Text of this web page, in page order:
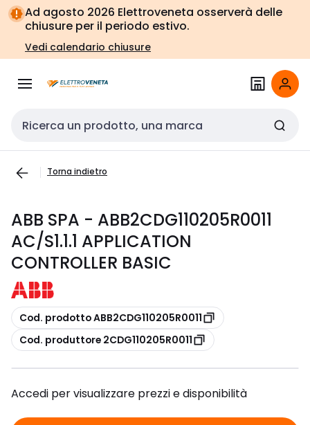
Vai alla
navigazione
Vai
alla
pagina
Ad agosto 2026 Elettroveneta osserverà delle
chiusure per il periodo estivo.
Vedi calendario chiusure
Cerca input
Torna indietro
ABB SPA - ABB2CDG110205R0011
AC/S1.1.1 APPLICATION
CONTROLLER BASIC
copia
Cod. prodotto ABB2CDG110205R0011
copia
Cod. produttore 2CDG110205R0011
Accedi per visualizzare prezzi e disponibilità